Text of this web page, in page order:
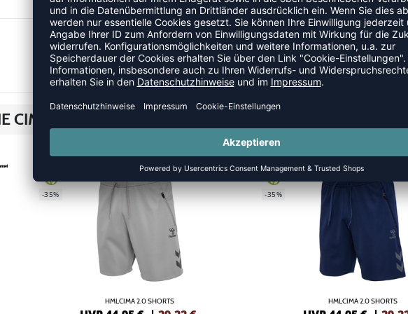
CIMA 2.0
-35%
HMLCIMA 2.0 SHORTS
-35%
HMLCIMA 2.0 SHORTS